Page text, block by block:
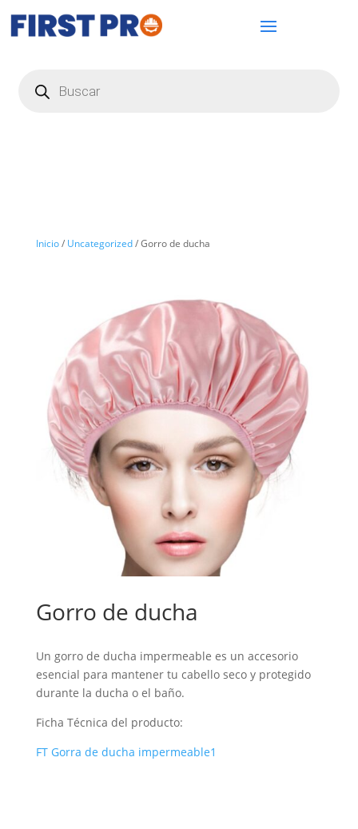
productos
Inicio/ Uncategorized/ Gorro de ducha
Gorro de ducha
Un gorro de ducha impermeable es un accesorio
esencial para mantener tu cabello seco y protegido
durante la ducha o el baño.
Ficha Técnica del producto:
FT Gorra de ducha impermeable1